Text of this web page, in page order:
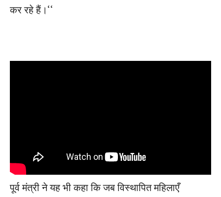
कर रहे हैं।‘‘
पूर्व मंत्री ने यह भी कहा कि जब विस्थापित महिलाएँ